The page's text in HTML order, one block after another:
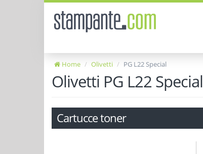
Home Olivetti PG L22 Special
Olivetti PG L22 Special
Cartucce toner